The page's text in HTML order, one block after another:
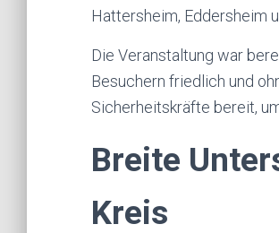
Hattersheim, Eddersheim
Die Veranstaltung war
Besuchern friedlich und
Sicherheitskräfte bereit,
Breite
Kreis